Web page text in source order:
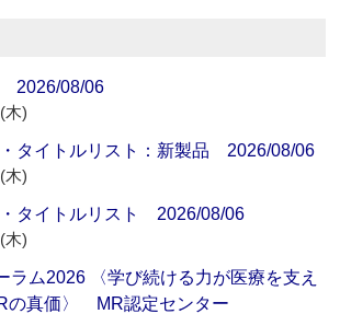
2026/08/06
木)
タイトルリスト：新製品 2026/08/06
木)
タイトルリスト 2026/08/06
木)
ラム2026 〈学び続ける力が医療を支え
の真価〉 MR認定センター